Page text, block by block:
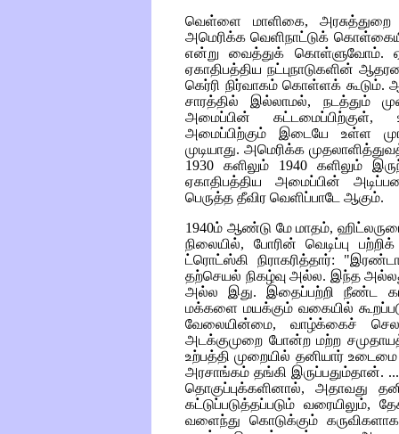
வெள்ளை மாளிகை, அரசுத்துறை
அமெரிக்க வெளிநாட்டுக்
என்று வைத்துக் கொள்ளுவோம்.
ஏகாதிபத்திய நட்புநாடுகளின்
கெர்ரி நிர்வாகம் கொள்ளக்
சாரத்தில் இல்லாமல், நடத்தும்
அமைப்பின் கட்டமைப்பிற்குள்,
அமைப்பிற்கும் இடையே உள்ள
முடியாது. அமெரிக்க
1930 களிலும் 1940 களிலும்
ஏகாதிபத்திய அமைப்பின்
பெருத்த தீவிர வெளிப்பாடே ஆகும்.
1940ம் ஆண்டு மே மாதம்,
நிலையில், போரின் வெடிப்பு
ட்ரொட்ஸ்கி நிராகரித்தார்:
தற்செயல் நிகழ்வு அல்ல. இந்த
அல்ல இது. இதைப்பற்றி நீண்ட
மக்களை மயக்கும் வகையில்
வேலையின்மை, வாழ்க்கைச்
அடக்குமுறை போன்ற மற்ற
உற்பத்தி முறையில் தனியார்
அரசாங்கம் தங்கி இருப்பதும்தான்.
தொகுப்புக்களினால், அதாவது
கட்டுப்படுத்தப்படும் வரையிலும்,
வளைந்து கொடுக்கும்